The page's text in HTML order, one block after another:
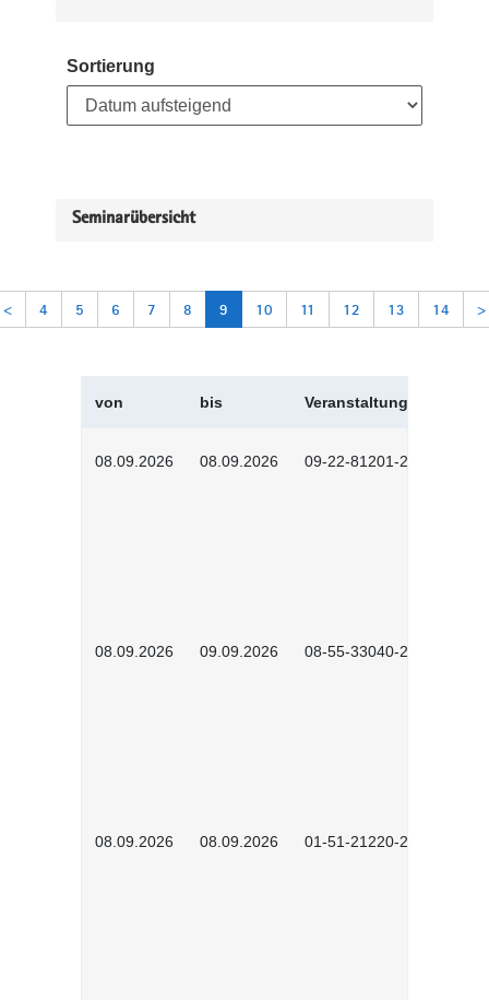
Sortierung
Seminarübersicht
< 4 5 6 7 8 9 10 11 12 13 14 >
von bis Veranstaltungskürzel
08.09.2026 08.09.2026 09-22-81201-2608
08.09.2026 09.09.2026 08-55-33040-2602
08.09.2026 08.09.2026 01-51-21220-2601